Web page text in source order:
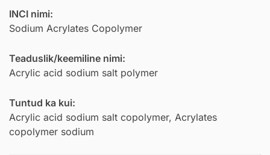
INCI nimi:
Sodium Acrylates Copolymer
Teaduslik/keemiline nimi:
Acrylic acid sodium salt polymer
Tuntud ka kui:
Acrylic acid sodium salt copolymer, Acrylates
copolymer sodium